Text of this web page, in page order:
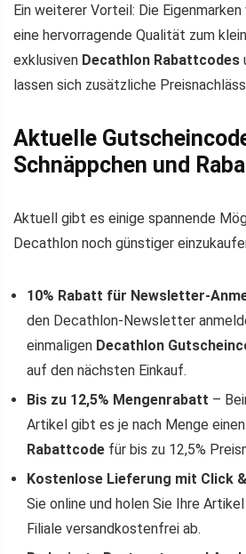
Ein weiterer Vorteil: Die
eine hervorragende Qualität zum
exklusiven Decathlon Rabattcodes
lassen sich zusätzliche
Aktuelle
Schnäppchen und
Aktuell gibt es einige spannende
Decathlon noch günstiger
10% Rabatt für Newsletter-
den Decathlon-Newsletter
einmaligen Decathlon
auf den nächsten Einkauf.
Bis zu 12,5% Mengenrabatt –
Artikel gibt es je nach Menge einen
Rabattcode für bis zu 12,5%
Kostenlose Lieferung mit Click
Sie online und holen Sie Ihre
Filiale versandkostenfrei ab.